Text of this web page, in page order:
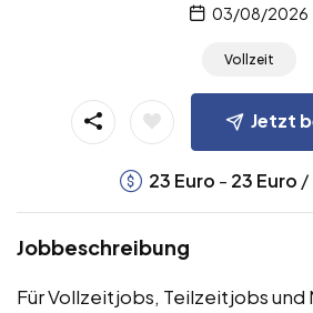
03/08/2026
Vollzeit
Jetzt
23 Euro - 23 Euro /
Jobbeschreibung
Für Vollzeitjobs, Teilzeitjobs und